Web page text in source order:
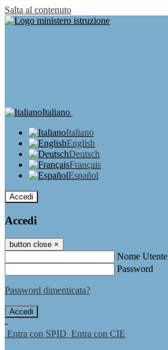
Salta al contenuto
Italiano
Italiano
English
Deutsch
Français
Español
Accedi
Accedi
button close ×
Nome Utente
Password
Password dimenticata?
-
Entra con SPID Entra con CIE